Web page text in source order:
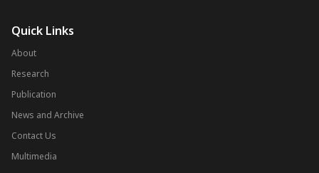
Quick Links
About
Research
Publication
News and Archive
Contact Us
Multimedia